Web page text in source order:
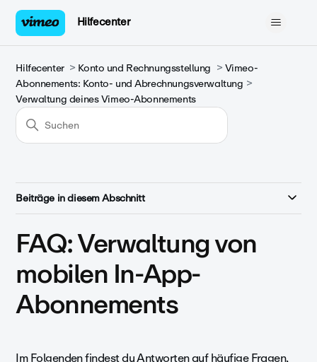
Hilfecenter
Hilfecenter Konto und Rechnungsstellung
Vimeo-
Abonnements: Konto- und Abrechnungsverwaltung
Verwaltung deines Vimeo-Abonnements
Beiträge in diesem Abschnitt
FAQ: Verwaltung von
mobilen In-App-
Abonnements